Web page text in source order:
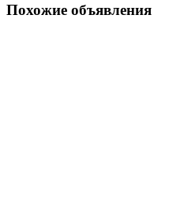
Похожие объявления